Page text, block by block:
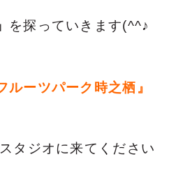
を探っていきます(^^♪
ルーツパーク時之栖』
タジオに来てください